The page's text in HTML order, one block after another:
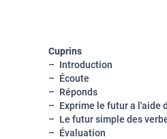
Cuprins
Introduction
Écoute
Réponds
Exprime le futur a l'aide
Le futur simple des
Évaluation